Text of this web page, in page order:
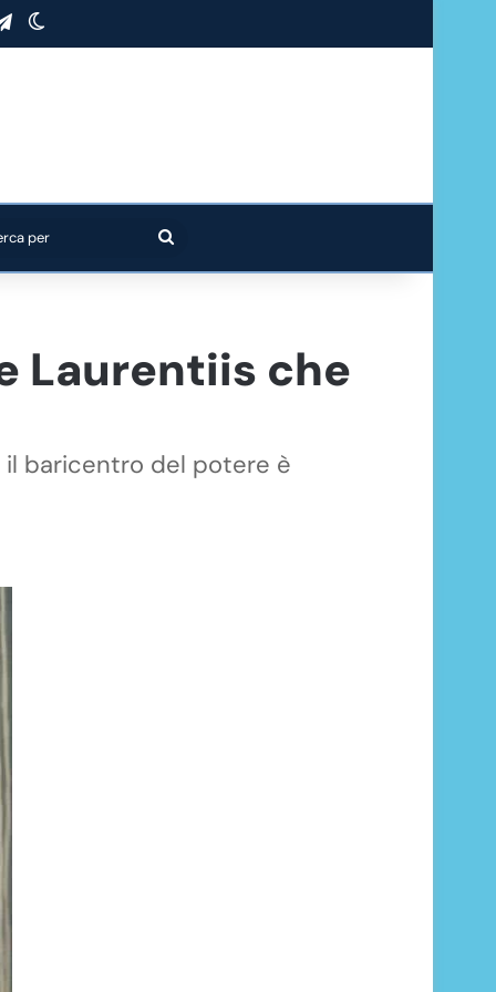
Telegram
Cerca
per
Laurentiis che
il baricentro del potere è